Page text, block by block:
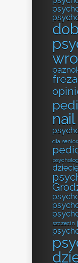
dla
szczecin